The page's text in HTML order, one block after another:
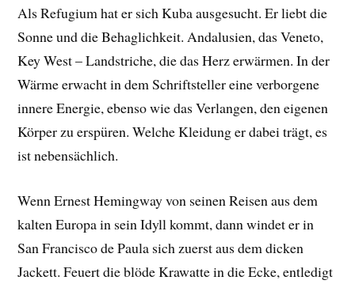
Als Refugium hat er sich Kuba ausgesucht. Er liebt die
Sonne und die Behaglichkeit. Andalusien, das Veneto,
Key West – Landstriche, die das Herz erwärmen. In der
Wärme erwacht in dem Schriftsteller eine verborgene
innere Energie, ebenso wie das Verlangen, den eigenen
Körper zu erspüren. Welche Kleidung er dabei trägt, es
ist nebensächlich.
Wenn Ernest Hemingway von seinen Reisen aus dem
kalten Europa in sein Idyll kommt, dann windet er in
San Francisco de Paula sich zuerst aus dem dicken
Jackett. Feuert die blöde Krawatte in die Ecke, entledigt